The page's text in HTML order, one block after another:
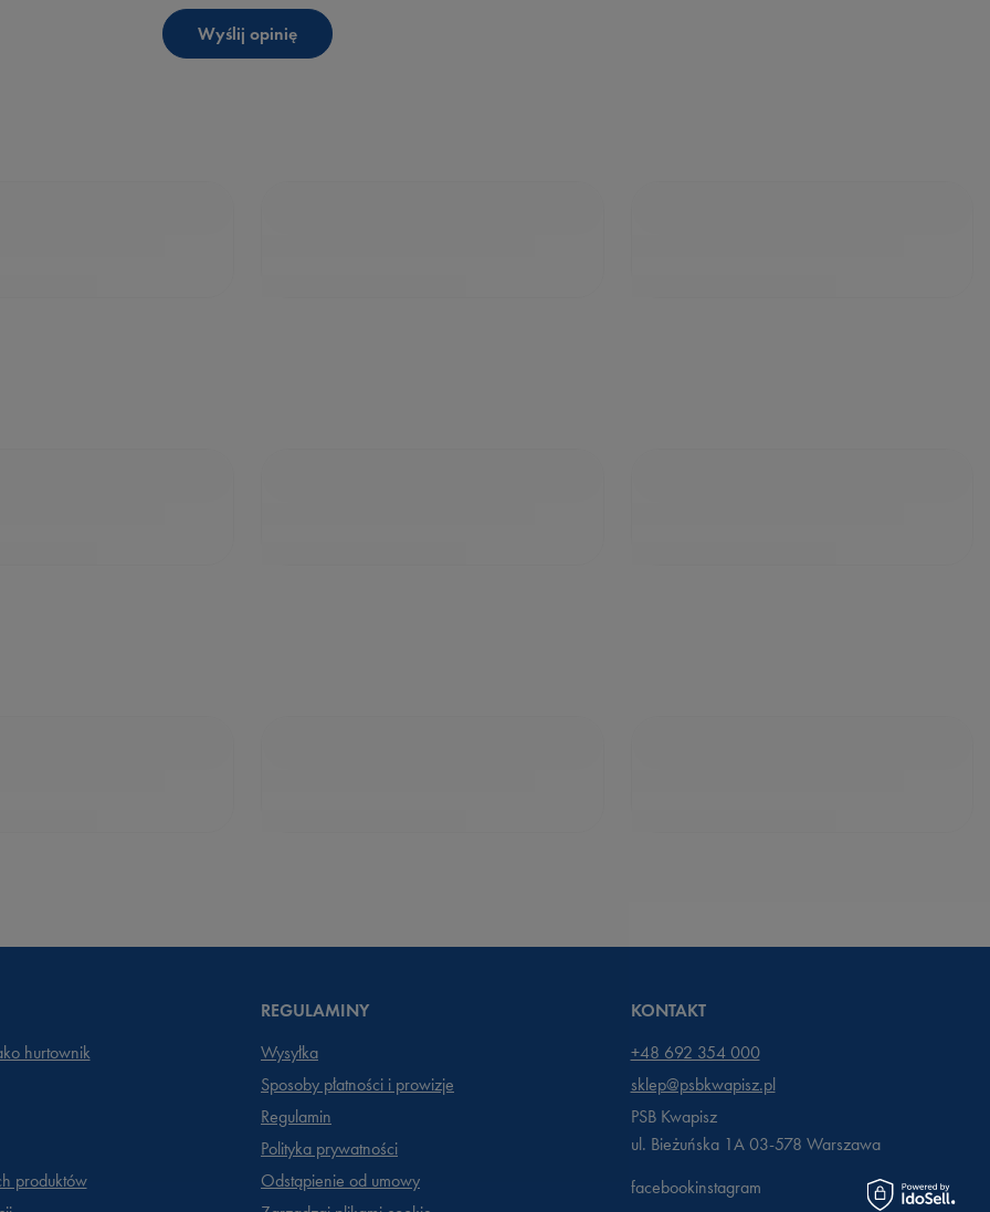
Wyślij opinię
hurtownik
produktów
REGULAMINY
Wysyłka
Sposoby płatności i prowizje
Regulamin
Polityka prywatności
Odstąpienie od umowy
KONTAKT
+48 692 354 000
sklep@psbkwapisz.pl
PSB Kwapisz
ul. Bieżuńska 1A 03-578 Warszawa
facebookinstagram